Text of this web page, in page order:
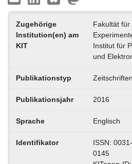
Zugehörige
Institution(en) am
KIT
Fakultät für
Institut für
und
Publikationstyp
Publikationsjahr 2016
Sprache Englisch
Identifikator
ISSN:
0145